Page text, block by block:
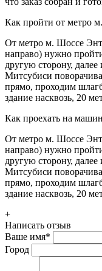
Как пройти от метро
От метро м. Шоссе
направо) нужно
другую сторону,
Митсубиси
прямо, проходим
здание насквозь, 20
Как проехать на
От метро м. Шоссе
направо) нужно
другую сторону,
Митсубиси
прямо, проходим
здание насквозь, 20
+
Написать отзыв
Ваше имя*
Город